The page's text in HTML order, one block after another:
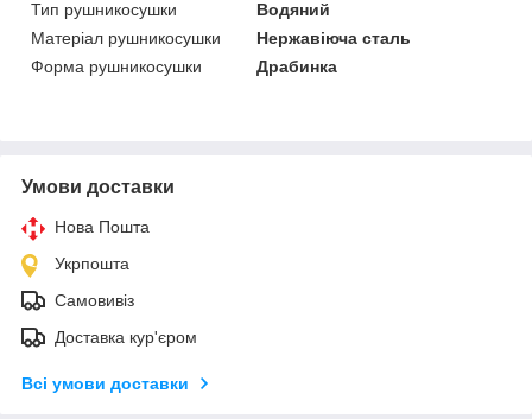
Тип рушникосушки
Водяний
Матеріал рушникосушки
Нержавіюча сталь
Форма рушникосушки
Драбинка
Умови доставки
Нова Пошта
Укрпошта
Самовивіз
Доставка кур'єром
Всі умови доставки